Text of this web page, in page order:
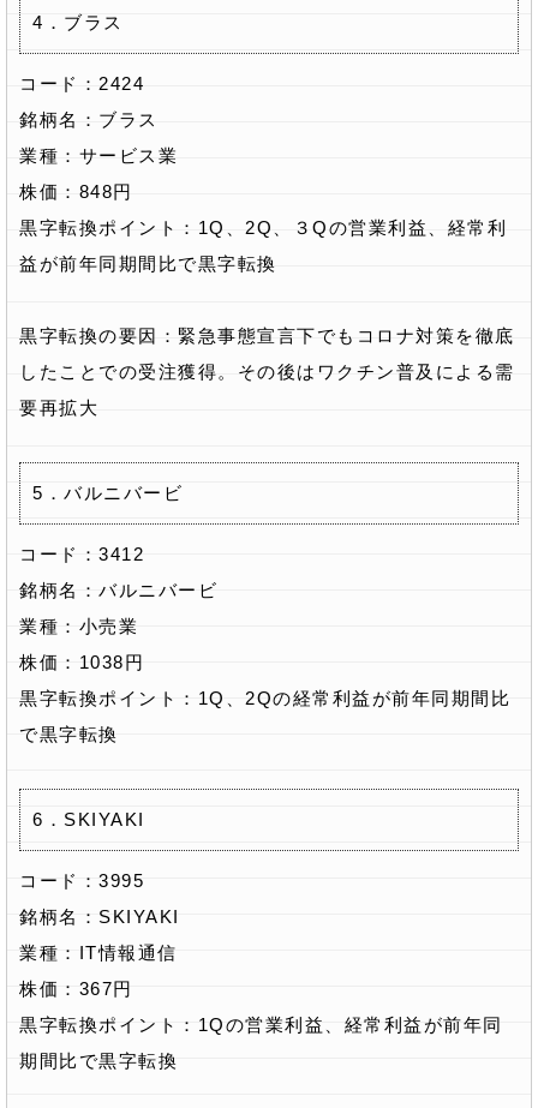
4．ブラス
コード：2424
銘柄名：ブラス
業種：サービス業
株価：848円
黒字転換ポイント：1Q、2Q、３Qの営業利益、経常利
益が前年同期間比で黒字転換
黒字転換の要因：緊急事態宣言下でもコロナ対策を徹底
したことでの受注獲得。その後はワクチン普及による需
要再拡大
5．バルニバービ
コード：3412
銘柄名：バルニバービ
業種：小売業
株価：1038円
黒字転換ポイント：1Q、2Qの経常利益が前年同期間比
で黒字転換
6．SKIYAKI
コード：3995
銘柄名：SKIYAKI
業種：IT情報通信
株価：367円
黒字転換ポイント：1Qの営業利益、経常利益が前年同
期間比で黒字転換